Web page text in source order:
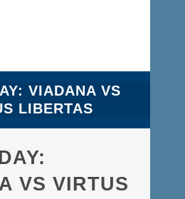
VIADANA VS
LIBERTAS
VS VIRTUS